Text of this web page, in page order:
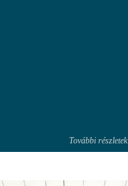
További részletek